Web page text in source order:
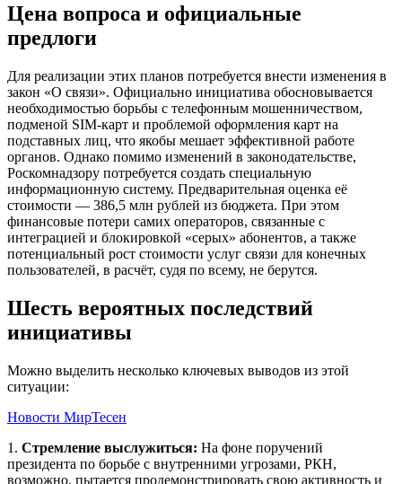
Цена вопроса и официальные
предлоги
Для реализации этих планов потребуется внести изменения в
закон «О связи». Официально инициатива обосновывается
необходимостью борьбы с телефонным мошенничеством,
подменой SIM-карт и проблемой оформления карт на
подставных лиц, что якобы мешает эффективной работе
органов. Однако помимо изменений в законодательстве,
Роскомнадзору потребуется создать специальную
информационную систему. Предварительная оценка её
стоимости — 386,5 млн рублей из бюджета. При этом
финансовые потери самих операторов, связанные с
интеграцией и блокировкой «серых» абонентов, а также
потенциальный рост стоимости услуг связи для конечных
пользователей, в расчёт, судя по всему, не берутся.
Шесть вероятных последствий
инициативы
Можно выделить несколько ключевых выводов из этой
ситуации:
Новости МирТесен
1. Стремление выслужиться: На фоне поручений
президента по борьбе с внутренними угрозами, РКН,
возможно, пытается продемонстрировать свою активность и